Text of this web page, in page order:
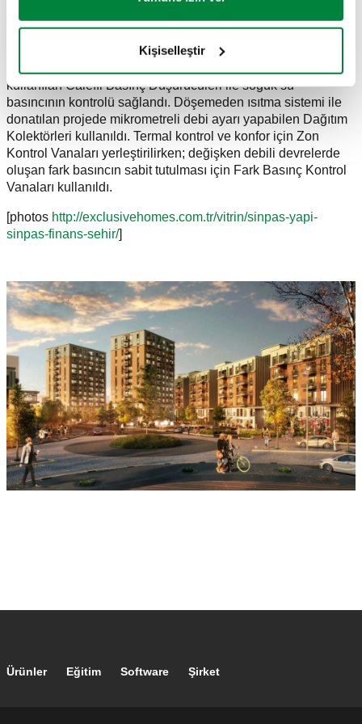
Kişiselleştir
potansiyeli bulunan ve yaşam kalitesi en yüksek proje olarak
%85,8 puanla Sinpaş Finans Şehir’i seçti.
Bu özel ve zengin projenin Isıtma Sisteminde ve Sıhhi
Tesisatında Caleffi ürünleri tercih edildi. Daire girişlerinde
kullanılan Caleffi Basınç Düşürücüleri ile soğuk su
basıncının kontrolü sağlandı. Döşemeden ısıtma sistemi ile
donatılan projede mikrometreli debi ayarı yapabilen Dağıtım
Kolektörleri kullanıldı. Termal kontrol ve konfor için Zon
Kontrol Vanaları yerleştirilirken; değişken debili devrelerde
oluşan fark basıncın sabit tutulması için Fark Basınç Kontrol
Vanaları kullanıldı.
[photos http://exclusivehomes.com.tr/vitrin/sinpas-yapi-
sinpas-finans-sehir/]
Footer main navigation
Ürünler Eğitim Software Şirket